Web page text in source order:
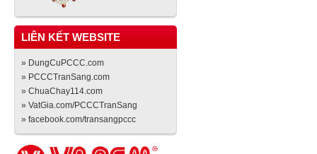
LIÊN KẾT WEBSITE
» DungCuPCCC.com
» PCCCTranSang.com
» ChuaChay114.com
» VatGia.com/PCCCTranSang
» facebook.com/transangpccc